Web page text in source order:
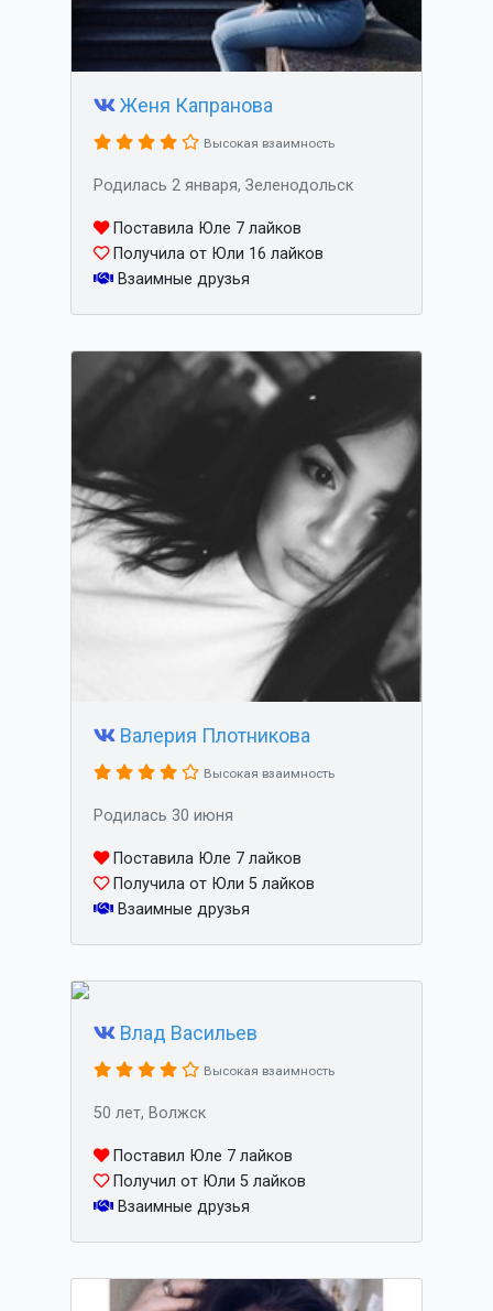
Женя Капранова
Высокая взаимность
Родилась 2 января, Зеленодольск
Поставила Юле 7 лайков
Получила от Юли 16 лайков
Взаимные друзья
Валерия Плотникова
Высокая взаимность
Родилась 30 июня
Поставила Юле 7 лайков
Получила от Юли 5 лайков
Взаимные друзья
Влад Васильев
Высокая взаимность
50 лет, Волжск
Поставил Юле 7 лайков
Получил от Юли 5 лайков
Взаимные друзья